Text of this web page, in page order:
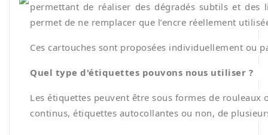
permettant de réaliser des dégradés subtils et des
permet de ne remplacer que l’encre réellement
Ces cartouches sont proposées individuellement ou
Quel type d'étiquettes pouvons nous utiliser ?
Les étiquettes peuvent être sous formes de
continus, étiquettes autocollantes ou non, de